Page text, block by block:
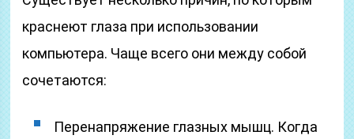
краснеют глаза при использовании
компьютера. Чаще всего они между собой
сочетаются:
Перенапряжение глазных мышц. Когда